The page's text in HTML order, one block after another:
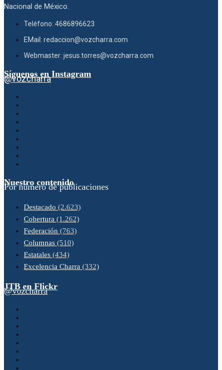
Nacional de México.
Teléfono: 4686896623
EMail: redaccion@vozcharra.com
Webmaster: jesus.torres@vozcharra.com
Síguenos en Instagram
@vozcharra
Nuestro contenido
Por número de publicaciones
Destacado (2.623)
Cobertura (1.262)
Federación (763)
Columnas (510)
Estatales (434)
Excelencia Charra (332)
JTB en Flickr
@vozcharra